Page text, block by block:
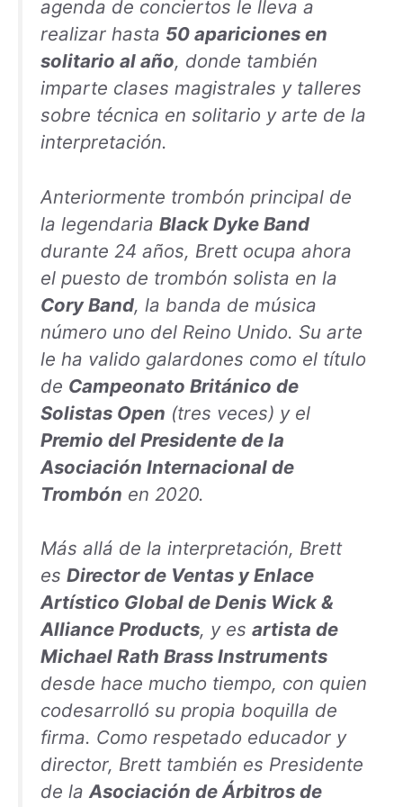
agenda de conciertos le lleva a
realizar hasta 50 apariciones en
solitario al año, donde también
imparte clases magistrales y talleres
sobre técnica en solitario y arte de la
interpretación.
Anteriormente trombón principal de
la legendaria Black Dyke Band
durante 24 años, Brett ocupa ahora
el puesto de trombón solista en la
Cory Band, la banda de música
número uno del Reino Unido. Su arte
le ha valido galardones como el título
de Campeonato Británico de
Solistas Open (tres veces) y el
Premio del Presidente de la
Asociación Internacional de
Trombón en 2020.
Más allá de la interpretación, Brett
es Director de Ventas y Enlace
Artístico Global de Denis Wick &
Alliance Products, y es artista de
Michael Rath Brass Instruments
desde hace mucho tiempo, con quien
codesarrolló su propia boquilla de
firma. Como respetado educador y
director, Brett también es Presidente
de laAsociación de Árbitros de